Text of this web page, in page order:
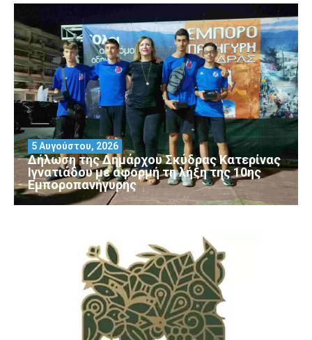
Δήλωση της Δημάρχου Σκύδρας Κατερίνας
Ιγνατιάδου με αφορμή τη λήξη της 10ης
Εμποροπανήγυρης
5 Αυγούστου, 2026